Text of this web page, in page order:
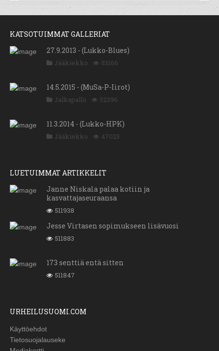
KATSOTUIMMAT GALLERIAT
27.9.2013 - (Lukko-Blues)
Jääkiekko 53166
14.5.2015 - (MuSa-P-Iirot)
Jalkapallo 52396
11.3.2014 - (Lukko-HPK)
Jääkiekko 47025
LUETUIMMAT ARTIKKELIT
Janne Niskala palaa kotiin ja
kasvattajaseuraansa
511938
Jesse Virtasen sopimukseen lisävuosi
511883
173 senttiä entä sitten
511847
URHEILUSUOMI.COM
Käyttöehdot
Tietosuojalauseke